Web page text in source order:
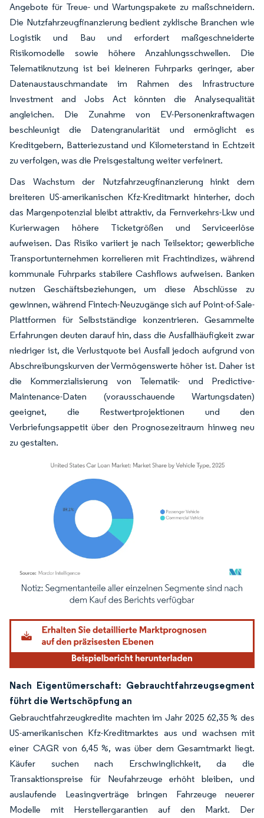
Angebote für Treue- und Wartungspakete zu maßschneidern.
Die Nutzfahrzeugfinanzierung bedient zyklische Branchen wie
Logistik und Bau und erfordert maßgeschneiderte
Risikomodelle sowie höhere Anzahlungsschwellen. Die
Telematiknutzung ist bei kleineren Fuhrparks geringer, aber
Datenaustauschmandate im Rahmen des Infrastructure
Investment and Jobs Act könnten die Analysequalität
angleichen. Die Zunahme von EV-Personenkraftwagen
beschleunigt die Datengranularität und ermöglicht es
Kreditgebern, Batteriezustand und Kilometerstand in Echtzeit
zu verfolgen, was die Preisgestaltung weiter verfeinert.
Das Wachstum der Nutzfahrzeugfinanzierung hinkt dem
breiteren US-amerikanischen Kfz-Kreditmarkt hinterher, doch
das Margenpotenzial bleibt attraktiv, da Fernverkehrs-Lkw und
Kurierwagen höhere Ticketgrößen und Serviceerlöse
aufweisen. Das Risiko variiert je nach Teilsektor; gewerbliche
Transportunternehmen korrelieren mit Frachtindizes, während
kommunale Fuhrparks stabilere Cashflows aufweisen. Banken
nutzen Geschäftsbeziehungen, um diese Abschlüsse zu
gewinnen, während Fintech-Neuzugänge sich auf Point-of-Sale-
Plattformen für Selbstständige konzentrieren. Gesammelte
Erfahrungen deuten darauf hin, dass die Ausfallhäufigkeit zwar
niedriger ist, die Verlustquote bei Ausfall jedoch aufgrund von
Abschreibungskurven der Vermögenswerte höher ist. Daher ist
die Kommerzialisierung von Telematik- und Predictive-
Maintenance-Daten (vorausschauende Wartungsdaten)
geeignet, die Restwertprojektionen und den
Verbriefungsappetit über den Prognosezeitraum hinweg neu
zu gestalten.
Bild © Mordor Intelligence. Wiederverwendung erfordert Namensnennung
Nach Eigentümerschaft: Gebrauchtfahrzeugsegment
führt die Wertschöpfung an
Gebrauchtfahrzeugkredite machten im Jahr 2025 62,35 % des
US-amerikanischen Kfz-Kreditmarktes aus und wachsen mit
einer CAGR von 6,45 %, was über dem Gesamtmarkt liegt.
Käufer suchen nach Erschwinglichkeit, da die
Transaktionspreise für Neufahrzeuge erhöht bleiben, und
auslaufende Leasingverträge bringen Fahrzeuge neuerer
Modelle mit Herstellergarantien auf den Markt. Der